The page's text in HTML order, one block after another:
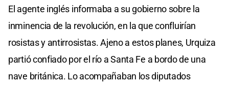
El agente inglés informaba a su gobierno sobre la
inminencia de la revolución, en la que confluirían
rosistas y antirrosistas. Ajeno a estos planes, Urquiza
partió confiado por el río a Santa Fe a bordo de una
nave británica. Lo acompañaban los diputados